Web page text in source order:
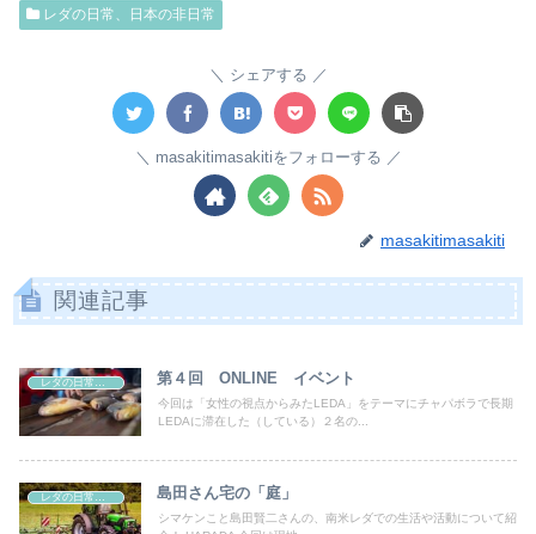
レダの日常、日本の非日常
シェアする
masakitimasakitiをフォローする
masakitimasakiti
関連記事
レダの日常、日本の非日常 第４回 ONLINE イベント
今回は「女性の視点からみたLEDA」をテーマにチャパボラで長期
LEDAに滞在した（している）２名の...
島田さん宅の「庭」
シマケンこと島田賢二さんの、南米レダでの生活や活動について紹